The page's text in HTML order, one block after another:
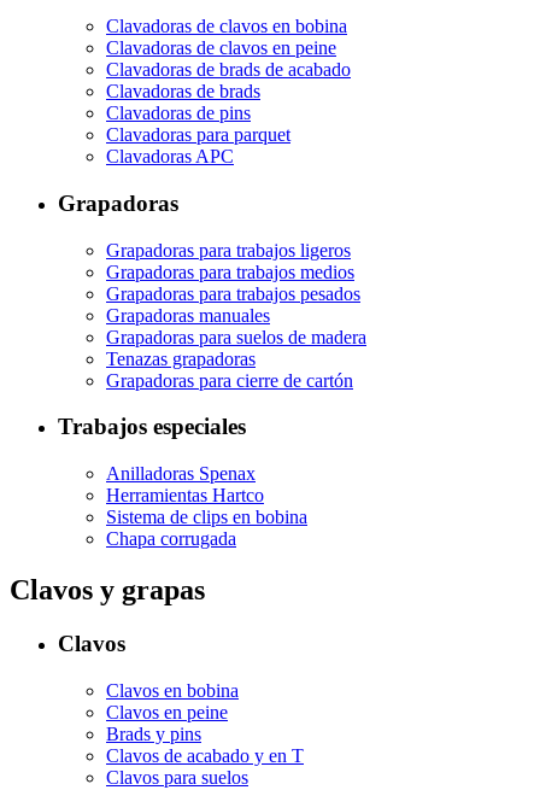
Clavadoras de clavos en bobina
Clavadoras de clavos en peine
Clavadoras de brads de acabado
Clavadoras de brads
Clavadoras de pins
Clavadoras para parquet
Clavadoras APC
Grapadoras
Grapadoras para trabajos ligeros
Grapadoras para trabajos medios
Grapadoras para trabajos pesados
Grapadoras manuales
Grapadoras para suelos de madera
Tenazas grapadoras
Grapadoras para cierre de cartón
Trabajos especiales
Anilladoras Spenax
Herramientas Hartco
Sistema de clips en bobina
Chapa corrugada
Clavos y grapas
Clavos
Clavos en bobina
Clavos en peine
Brads y pins
Clavos de acabado y en T
Clavos para suelos